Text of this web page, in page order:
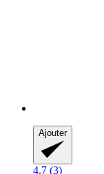
Ajouter
4.7 (3)